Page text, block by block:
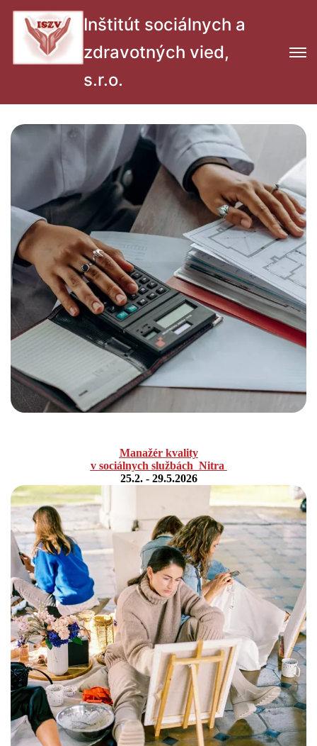
Inštitút sociálnych a
zdravotných vied,
s.r.o.
Manažér kvality
v sociálnych službách Nitra
25.2. - 29.5.2026